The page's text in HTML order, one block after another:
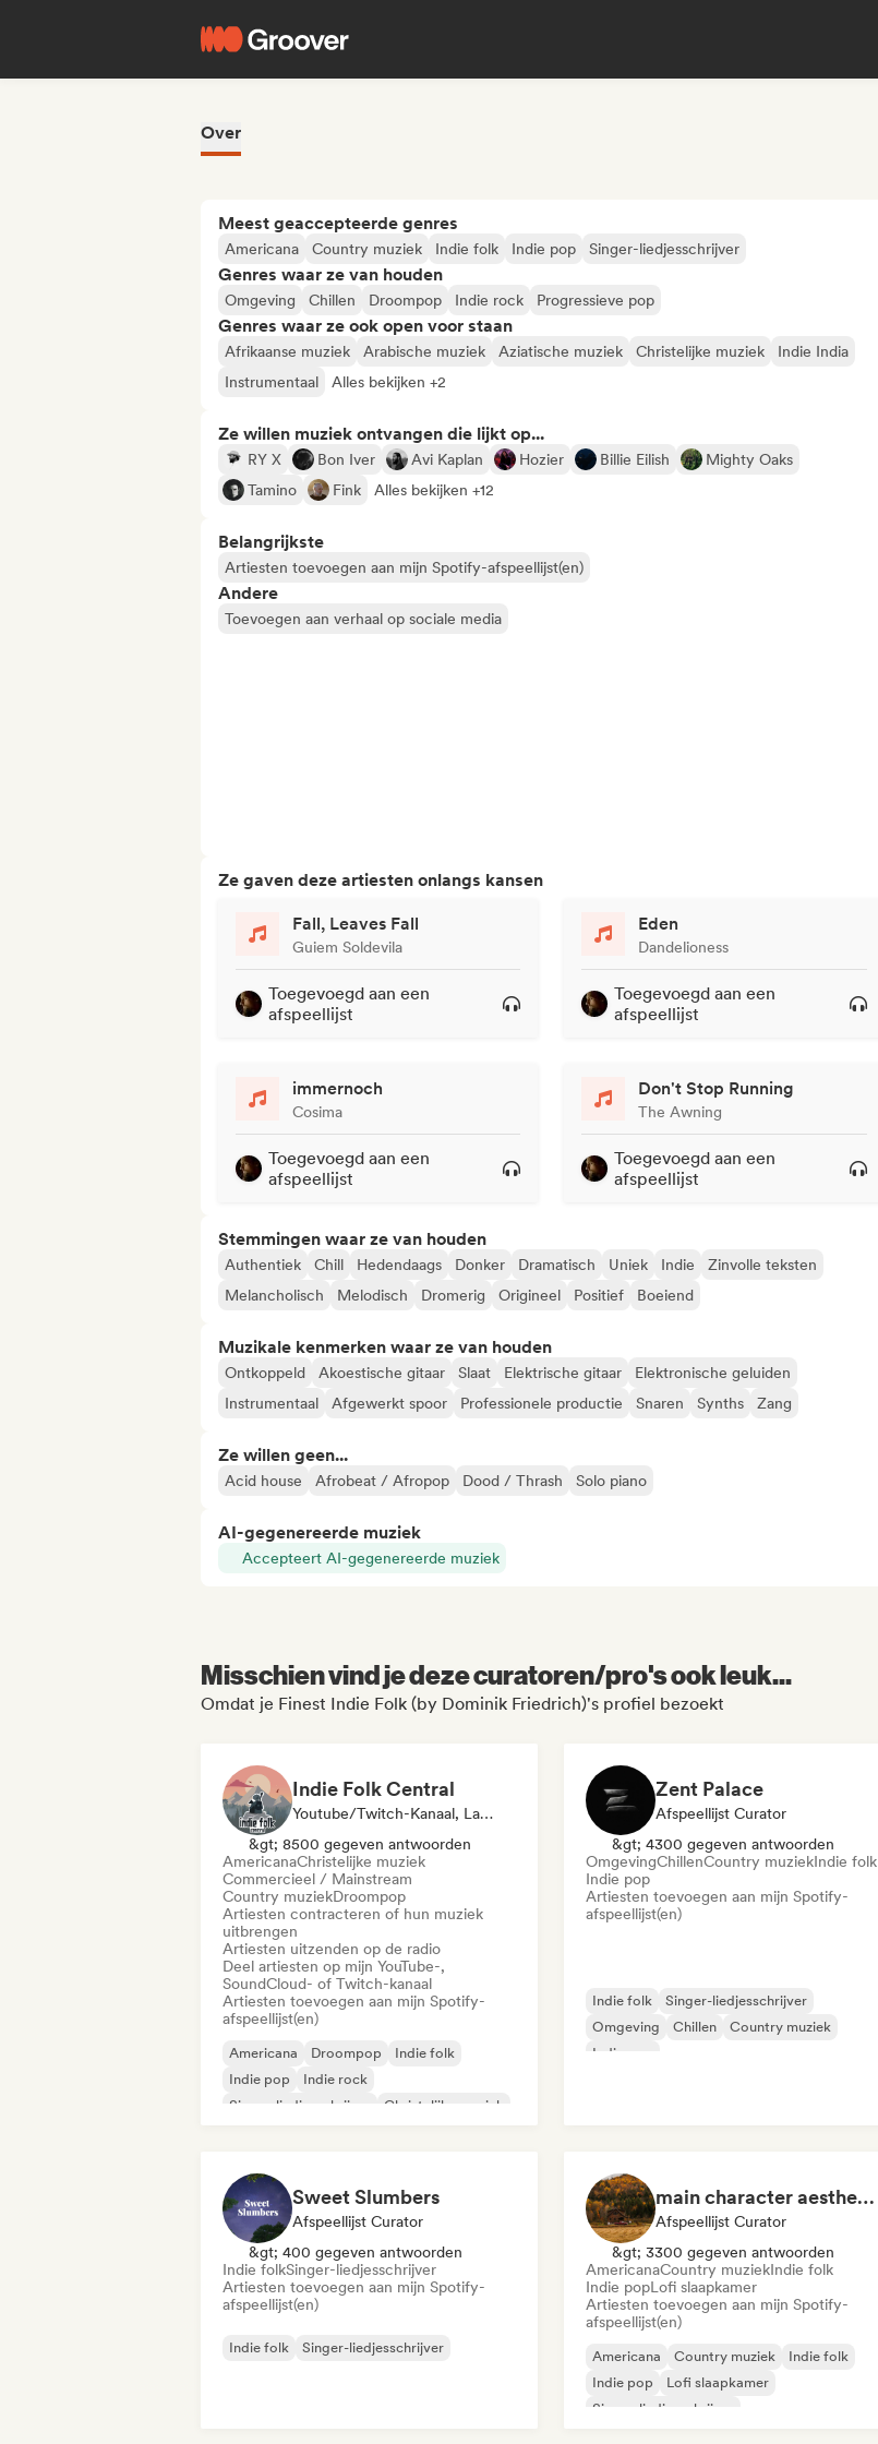
Over
Meest geaccepteerde genres
Americana Country muziek Indie folk Indie pop Singer-liedjesschrijver
Genres waar ze van houden
Omgeving Chillen Droompop Indie rock Progressieve pop
Genres waar ze ook open voor staan
Afrikaanse muziek Arabische muziek Aziatische muziek Christelijke muziek
Indie India
Instrumentaal
Alles bekijken +2
Ze willen muziek ontvangen die lijkt op...
RY X Bon Iver Avi Kaplan Hozier Billie Eilish
Mighty Oaks
Tamino
Fink Alles bekijken +12
Belangrijkste
Artiesten toevoegen aan mijn Spotify-afspeellijst(en)
Andere
Toevoegen aan verhaal op sociale media
Ze gaven deze artiesten onlangs kansen
Fall, Leaves Fall
Guiem Soldevila
Toegevoegd aan een
afspeellijst
Eden
Dandelioness
Toegevoegd aan een
afspeellijst
immernoch
Cosima
Toegevoegd aan een
afspeellijst
Don't Stop Running
The Awning
Toegevoegd aan een
afspeellijst
Stemmingen waar ze van houden
Authentiek Chill Hedendaags Donker Dramatisch Uniek Indie
Zinvolle teksten
Melancholisch
Melodisch Dromerig Origineel Positief Boeiend
Muzikale kenmerken waar ze van houden
Ontkoppeld Akoestische gitaar Slaat Elektrische gitaar
Elektronische geluiden
Instrumentaal
Afgewerkt spoor Professionele productie Snaren Synths Zang
Ze willen geen...
Acid house Afrobeat / Afropop Dood / Thrash Solo piano
AI-gegenereerde muziek
Accepteert AI-gegenereerde muziek
Misschien vind je deze curatoren/pro's ook leuk...
Omdat je Finest Indie Folk (by Dominik Friedrich)'s profiel bezoekt
Indie Folk Central
Youtube/Twitch-Kanaal, Label, Afspeellijst Curator, Radiostation
&gt; 8500 gegeven antwoorden
AmericanaChristelijke muziek
Commercieel / Mainstream
Country muziekDroompop
Artiesten contracteren of hun muziek
uitbrengen
Artiesten uitzenden op de radio
Deel artiesten op mijn YouTube-,
SoundCloud- of Twitch-kanaal
Artiesten toevoegen aan mijn Spotify-
afspeellijst(en)
Americana Droompop
Indie folk
Indie pop
Indie rock
Singer-liedjesschrijver
Christelijke muziek
Zent Palace
Afspeellijst Curator
&gt; 4300 gegeven antwoorden
OmgevingChillenCountry muziekIndie folk
Indie pop
Artiesten toevoegen aan mijn Spotify-
afspeellijst(en)
Indie folk
Singer-liedjesschrijver
Omgeving
Chillen
Country muziek
Indie pop
Sweet Slumbers
Afspeellijst Curator
&gt; 400 gegeven antwoorden
Indie folkSinger-liedjesschrijver
Artiesten toevoegen aan mijn Spotify-
afspeellijst(en)
Indie folk Singer-liedjesschrijver
main character aesthetic
Afspeellijst Curator
&gt; 3300 gegeven antwoorden
AmericanaCountry muziekIndie folk
Indie popLofi slaapkamer
Artiesten toevoegen aan mijn Spotify-
afspeellijst(en)
Americana Country muziek
Indie folk
Indie pop
Lofi slaapkamer
Singer-liedjesschrijver